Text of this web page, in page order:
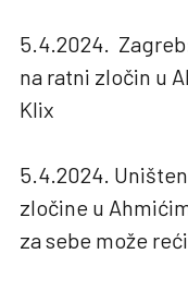
5.4.2024.
na ratni zločin u
Klix
5.4.2024.
zločine u
za sebe može